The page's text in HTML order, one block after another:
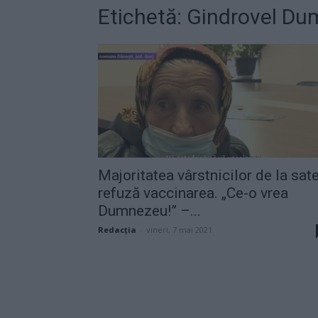
Etichetă: Gindrovel
Majoritatea vârstnicilor de la sate
refuză vaccinarea. „Ce-o vrea
Dumnezeu!” –...
Redacţia vineri, 7 mai 2021